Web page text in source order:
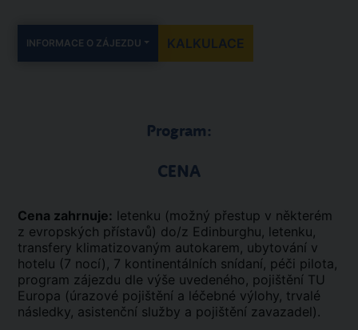
INFORMACE O ZÁJEZDU KALKULACE
Program:
CENA
Cena zahrnuje: letenku (možný přestup v některém
z evropských přístavů) do/z Edinburghu, letenku,
transfery klimatizovaným autokarem, ubytování v
hotelu (7 nocí), 7 kontinentálních snídaní, péči pilota,
program zájezdu dle výše uvedeného, pojištění TU
Europa (úrazové pojištění a léčebné výlohy, trvalé
následky, asistenční služby a pojištění zavazadel).